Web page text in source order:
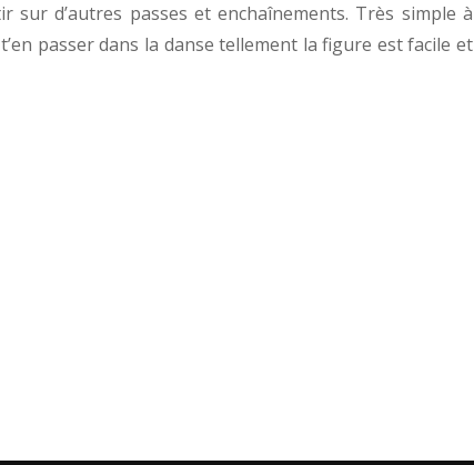
d’autres passes et enchaînements. Très simple à
passer dans la danse tellement la figure est facile et